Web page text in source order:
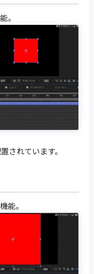
。
されています。
機能。